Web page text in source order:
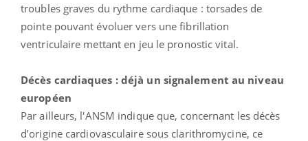
troubles graves du rythme cardiaque : torsades de
pointe pouvant évoluer vers une fibrillation
ventriculaire mettant en jeu le pronostic vital.
Décès cardiaques : déjà un signalement au niveau
européen
Par ailleurs, l'ANSM indique que, concernant les décès
d’origine cardiovasculaire sous clarithromycine, ce